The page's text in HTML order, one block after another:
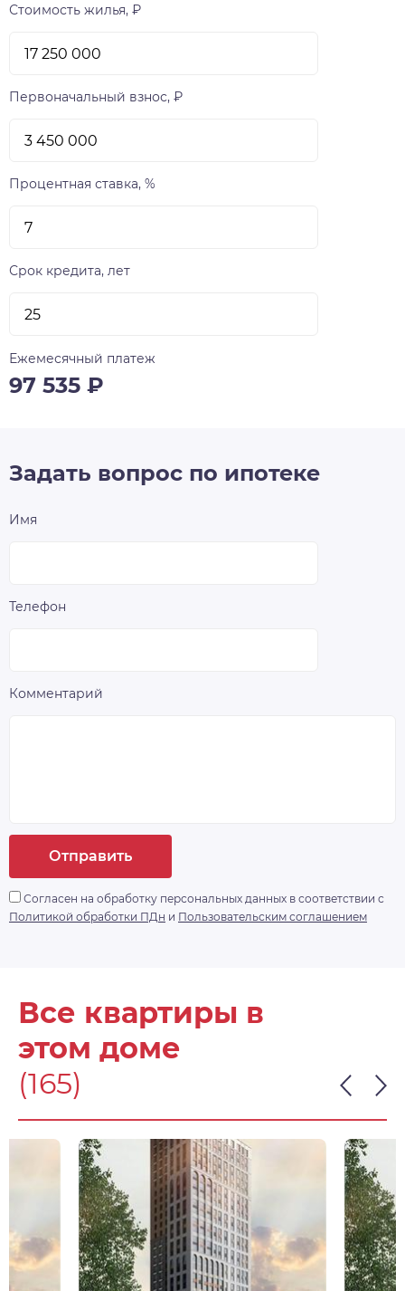
Стоимость жилья, ₽
Первоначальный взнос, ₽
Процентная ставка, %
Срок кредита, лет
Ежемесячный платеж
97 535 ₽
Задать вопрос по ипотеке
Имя
Телефон
Комментарий
Отправить
Согласен на обработку персональных данных в соответствии с
Политикой обработки ПДн и Пользовательским соглашением
Все квартиры в
этом доме
(165)